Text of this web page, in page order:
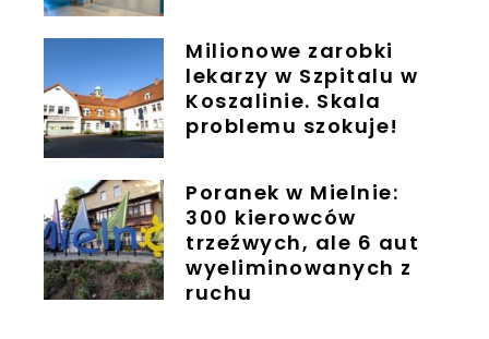
Milionowe zarobki
lekarzy w Szpitalu w
Koszalinie. Skala
problemu szokuje!
Poranek w Mielnie:
300 kierowców
trzeźwych, ale 6 aut
wyeliminowanych z
ruchu